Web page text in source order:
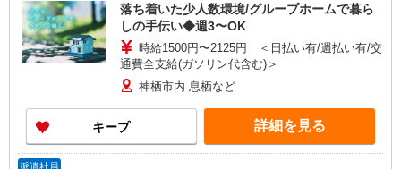
落ち着いた少人数環境/グループホームで暮ら
しの手伝い◆週3〜OK
時給1500円〜2125円 ＜日払い有/週払い有/交
通費全支給(ガソリン代含む)＞
神栖市内 息栖など
キープ 詳細を見る
派遣社員